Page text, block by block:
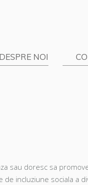
DESPRE NOI
sau doresc sa
incluziune sociala a